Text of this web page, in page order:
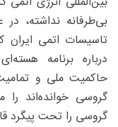
بی‌طرفانه نداشته،
تاسیسات اتمی ایران
درباره برنامه
حاکمیت ملی و
گروسی خوانده‌اند را
گروسی را تحت پیگرد